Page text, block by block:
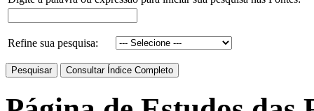
Refine sua pesquisa: